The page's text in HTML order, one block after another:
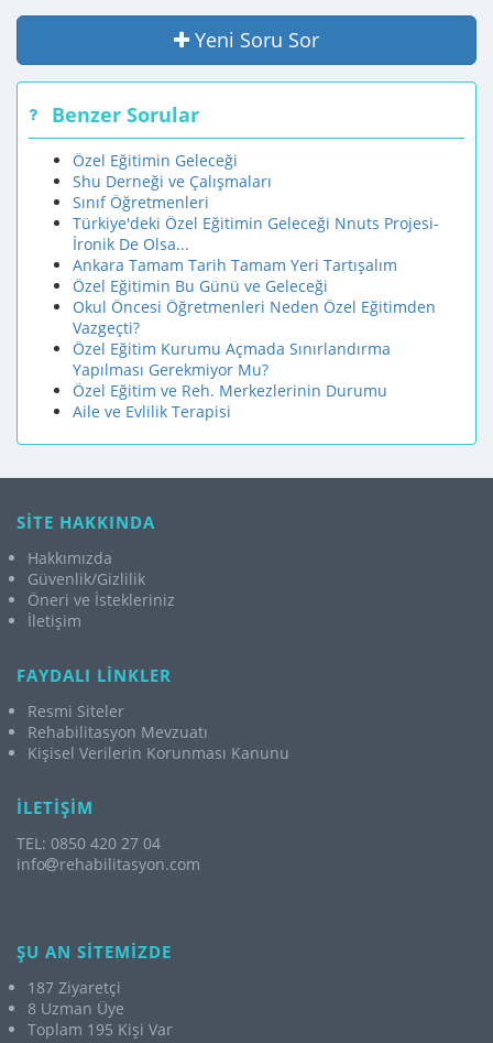
Yeni Soru Sor
Benzer Sorular
Özel Eğitimin Geleceği
Shu Derneği ve Çalışmaları
Sınıf Öğretmenleri
Türkiye'deki Özel Eğitimin Geleceği Nnuts Projesi-
İronik De Olsa...
Ankara Tamam Tarih Tamam Yeri Tartışalım
Özel Eğitimin Bu Günü ve Geleceği
Okul Öncesi Öğretmenleri Neden Özel Eğitimden
Vazgeçti?
Özel Eğitim Kurumu Açmada Sınırlandırma
Yapılması Gerekmiyor Mu?
Özel Eğitim ve Reh. Merkezlerinin Durumu
Aile ve Evlilik Terapisi
SİTE HAKKINDA
Hakkımızda
Güvenlik/Gizlilik
Öneri ve İstekleriniz
İletişim
FAYDALI LİNKLER
Resmi Siteler
Rehabilitasyon Mevzuatı
Kişisel Verilerin Korunması Kanunu
İLETİŞİM
TEL: 0850 420 27 04
info
rehabilitasyon.com
ŞU AN SİTEMİZDE
187 Ziyaretçi
8 Uzman Üye
Toplam 195 Kişi Var